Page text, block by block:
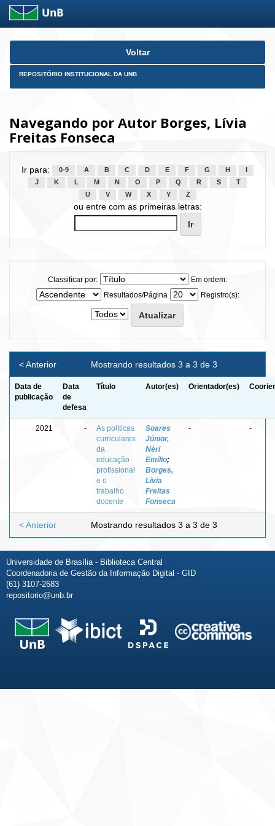
Skip
Voltar
REPOSITÓRIO INSTITUCIONAL DA UNB
Navegando por Autor Borges, Lívia
Freitas Fonseca
Ir para: 0-9 A B C D E F G H
J
K L M N O P Q R S
T
U
V W X Y Z
ou entre com as primeiras letras:
Classificar por:
Em ordem:
Resultados/Página
Registro(s):
Mostrando resultados 3 a 3 de 3
< Anterior
Data de
publicação
Data
de
defesa
Título Autor(es) Orientador(es)
2021 -
As políticas
curriculares
da
educação
profissional
e o
trabalho
docente
Soares
Júnior,
Néri
Emílio;
Borges,
Lívia
Freitas
Fonseca
- -
Mostrando resultados 3 a 3 de 3
< Anterior
Universidade de Brasília - Biblioteca Central
Coordenadoria de Gestão da Informação Digital - GID
(61) 3107-2683
repositorio@unb.br